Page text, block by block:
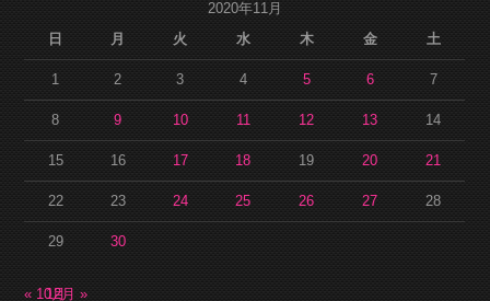
2020年11月
日
月 火 水 木 金 土
1 2 3 4 5 6 7
8 9 10 11 12 13 14
15 16 17 18 19 20 21
22 23 24 25 26 27 28
29 30
« 10月12月 »